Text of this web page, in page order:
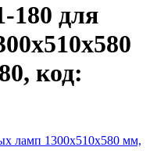
180 для
код: